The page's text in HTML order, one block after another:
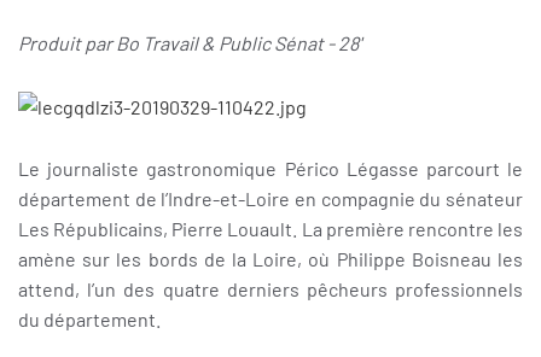
Produit par Bo Travail & Public Sénat - 28'
Le journaliste gastronomique Périco Légasse parcourt le
département de l’Indre-et-Loire en compagnie du sénateur
Les Républicains, Pierre Louault. La première rencontre les
amène sur les bords de la Loire, où Philippe Boisneau les
attend, l’un des quatre derniers pêcheurs professionnels
du département.